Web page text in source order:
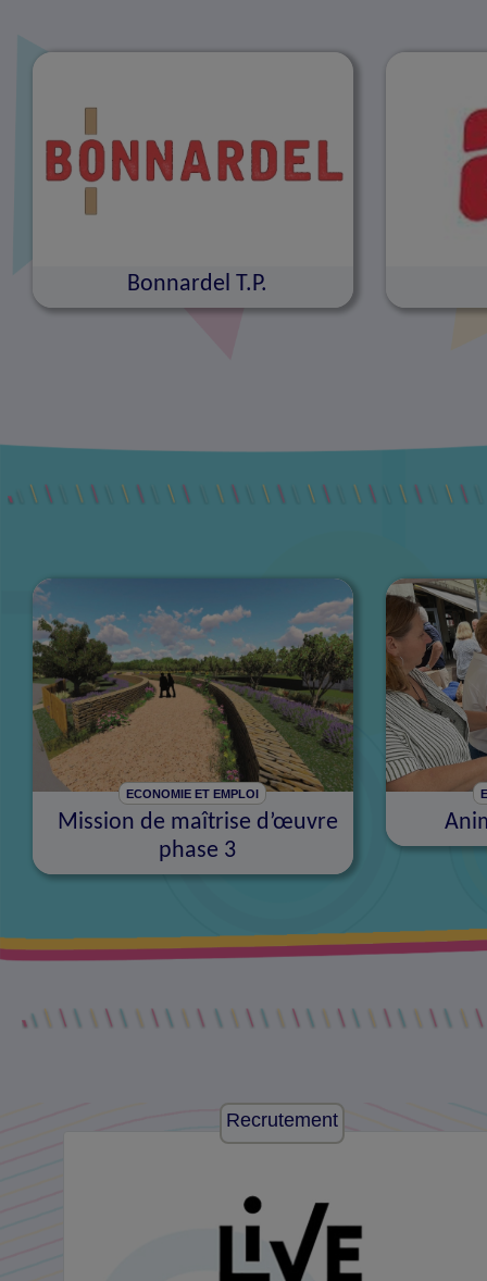
Bonnardel T.P.
ECONOMIE ET EMPLOI
Mission de maîtrise d’œuvre
phase 3
Recrutement